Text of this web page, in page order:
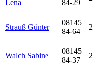
Lena
84-29
Strauß Günter
08145
84-64
Walch Sabine
08145
84-37